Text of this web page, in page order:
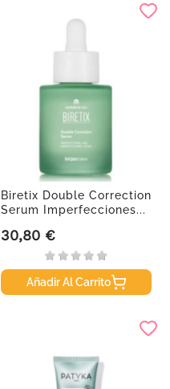
Biretix Double Correction
Serum Imperfecciones...
Precio
30,80 €
Añadir Al Carrito